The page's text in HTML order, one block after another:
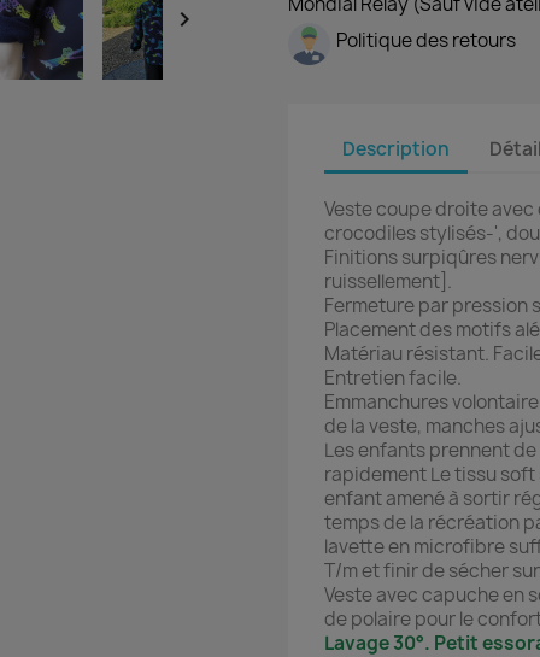

Politique des retours
Description
Veste coupe droite avec
crocodiles stylisés-',
Finitions surpiqûres
ruissellement].
Fermeture par pression
Placement des motifs
Matériau résistant.
Entretien facile.
Emmanchures
de la veste, manches
Les enfants prennent
rapidement Le tissu
enfant amené à sortir
temps de la récréation
lavette en microfibre
T/m et finir de sécher
Veste avec capuche en
de polaire pour le
Lavage 30°. Petit